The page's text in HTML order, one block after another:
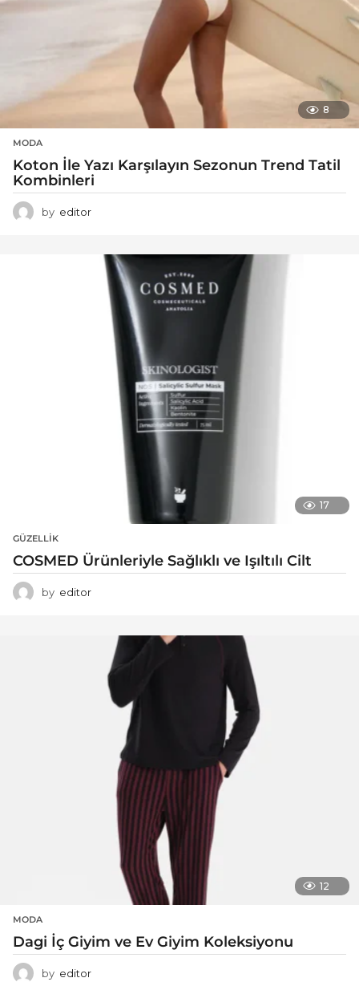
8
MODA
Koton İle Yazı Karşılayın Sezonun Trend Tatil
Kombinleri
by editor
17
GÜZELLIK
COSMED Ürünleriyle Sağlıklı ve Işıltılı Cilt
by editor
12
MODA
Dagi İç Giyim ve Ev Giyim Koleksiyonu
by editor